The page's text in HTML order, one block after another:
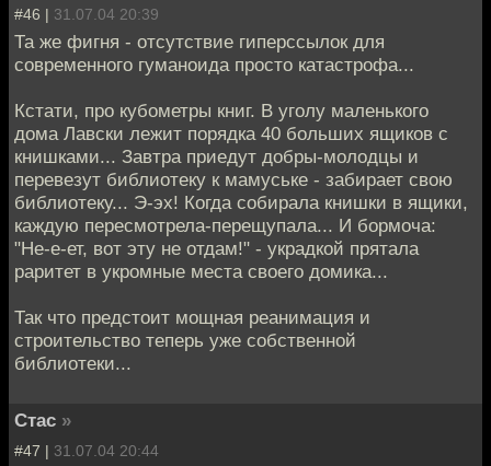
#46 | 31.07.04 20:39
Та же фигня - отсутствие гиперссылок для
современного гуманоида просто катастрофа...
Кстати, про кубометры книг. В уголу маленького
дома Лавски лежит порядка 40 больших ящиков с
книшками... Завтра приедут добры-молодцы и
перевезут библиотеку к мамуське - забирает свою
библиотеку... Э-эх! Когда собирала книшки в ящики,
каждую пересмотрела-перещупала... И бормоча:
"Не-е-ет, вот эту не отдам!" - украдкой прятала
раритет в укромные места своего домика...
Так что предстоит мощная реанимация и
строительство теперь уже собственной
библиотеки...
Стас »
#47 | 31.07.04 20:44